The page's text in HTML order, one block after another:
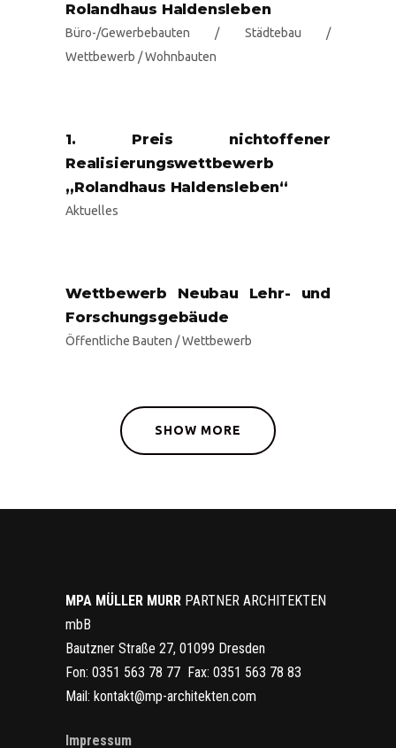
Rolandhaus Haldensleben
Büro-/Gewerbebauten / Städtebau /
Wettbewerb /Wohnbauten
1. Preis nichtoffener
Realisierungswettbewerb
„Rolandhaus Haldensleben“
Aktuelles
Wettbewerb Neubau Lehr- und
Forschungsgebäude
Öffentliche Bauten /Wettbewerb
SHOW MORE
MPA MÜLLER MURR PARTNER ARCHITEKTEN
mbB
Bautzner Straße 27, 01099 Dresden
Fon: 0351 563 78 77 Fax: 0351 563 78 83
Mail: kontakt@mp-architekten.com
Impressum